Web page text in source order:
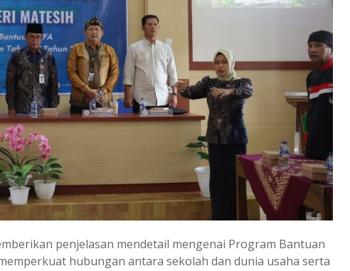
penjelasan mendetail mengenai Program Bantuan
hubungan antara sekolah dan dunia usaha serta